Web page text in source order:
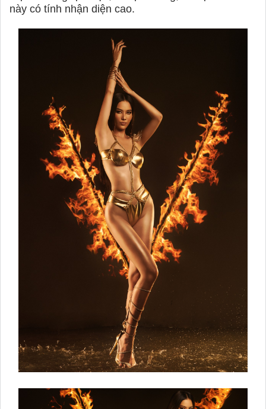
này có tính nhận diện cao.